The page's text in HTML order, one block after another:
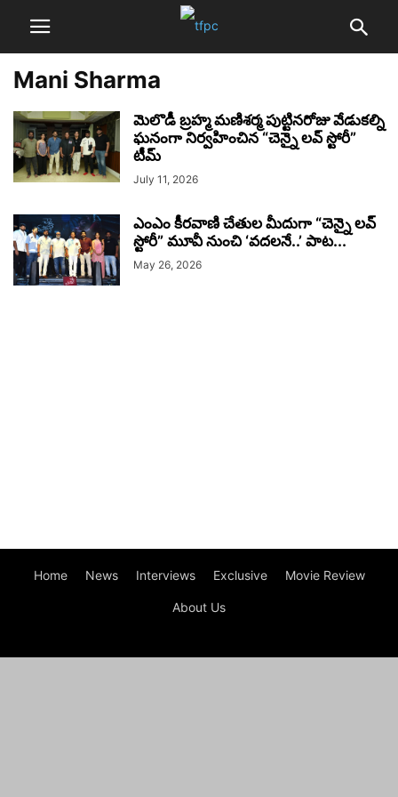
Mani Sharma
మెలొడీ బ్రహ్మ మణిశర్మ పుట్టినరోజు వేడుకల్ని
ఘనంగా నిర్వహించిన “చెన్నై లవ్ స్టోరీ”
టీమ్
July 11, 2026
ఎంఎం కీరవాణి చేతుల మీదుగా “చెన్నై లవ్
స్టోరీ” మూవీ నుంచి ‘వదలనే..’ పాట...
May 26, 2026
Home News Interviews Exclusive Movie Review
About Us